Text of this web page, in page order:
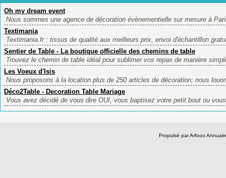
Oh my dream event
Nous sommes une agence de décoration évènementielle sur mesure à
Textimania
Textimania.fr : tissus de qualité aux meilleurs prix, envoi d'échantillon
Sentier de Table - La boutique officielle des chemins de table
Trouvez le chemin de table idéal pour sublimer vos repas de manière
Les Voeux d'Isis
Nous proposons à la location plus de 250 articles de décoration; nous
Déco2Table - Decoration Table Mariage
Vous avez décidé de vous dire OUI, vous baptisez votre petit bout ou
Propulsé par Arfooo